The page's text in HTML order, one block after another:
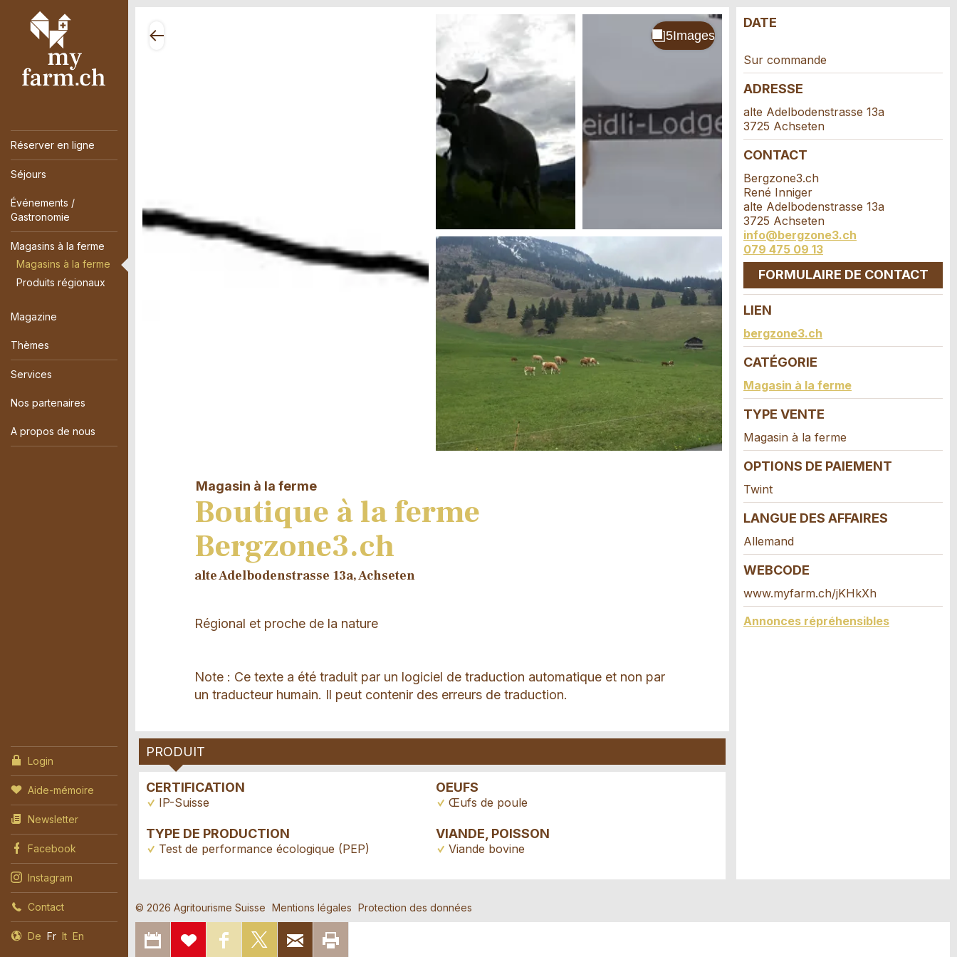
Réserver en ligne
Séjours
Événements /
Gastronomie
Magasins à la ferme
Magasins à la ferme
Produits régionaux
Magazine
Thèmes
Services
Nos partenaires
A propos de nous
Login
Aide-mémoire
Newsletter
Facebook
Instagram
Contact
De Fr It En
Magasin à la ferme
Boutique à la ferme
Bergzone3.ch
alte Adelbodenstrasse 13a, Achseten
Régional et proche de la nature
Note : Ce texte a été traduit par un logiciel de traduction automatique et non par
un traducteur humain. Il peut contenir des erreurs de traduction.
PRODUIT
CERTIFICATION
IP-Suisse
TYPE DE PRODUCTION
Test de performance écologique (PEP)
OEUFS
Œufs de poule
VIANDE, POISSON
Viande bovine
Contact
Annonces répréhensibles
Recommander l'annonce
DATE
Sur commande
ADRESSE
alte Adelbodenstrasse 13a
3725 Achseten
CONTACT
Bergzone3.ch
René Inniger
alte Adelbodenstrasse 13a
3725 Achseten
info@bergzone3.ch
079 475 09 13
FORMULAIRE DE CONTACT
LIEN
bergzone3.ch
CATÉGORIE
Magasin à la ferme
TYPE VENTE
Magasin à la ferme
OPTIONS DE PAIEMENT
Twint
LANGUE DES AFFAIRES
Allemand
WEBCODE
www.myfarm.ch/jKHkXh
Annonces répréhensibles
EXPORTER
DANS LE
AJOUTER
A L'AIDE-
PARTAGER
SUR
PARTAGER
SUR X
RECOMMANDER
PAR E-MAIL
© 2026 Agritourisme Suisse Mentions légales Protection des données